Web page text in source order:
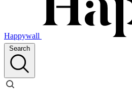
Happywall
Search